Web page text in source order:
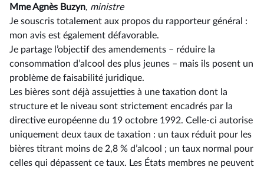
Mme Agnès Buzyn, ministre
Je souscris totalement aux propos du rapporteur général :
mon avis est également défavorable.
Je partage l’objectif des amendements –⁠ réduire la
consommation d’alcool des plus jeunes – mais ils posent un
problème de faisabilité juridique.
Les bières sont déjà assujetties à une taxation dont la
structure et le niveau sont strictement encadrés par la
directive européenne du 19 octobre 1992. Celle-ci autorise
uniquement deux taux de taxation : un taux réduit pour les
bières titrant moins de 2,8 % d’alcool ; un taux normal pour
celles qui dépassent ce taux. Les États membres ne peuvent